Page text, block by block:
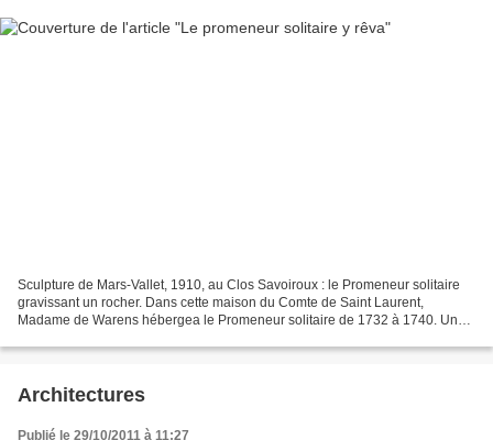
Sculpture de Mars-Vallet, 1910, au Clos Savoiroux : le Promeneur solitaire
gravissant un rocher. Dans cette maison du Comte de Saint Laurent,
Madame de Warens hébergea le Promeneur solitaire de 1732 à 1740. Une
Architectures
Publié le 29/10/2011 à 11:27